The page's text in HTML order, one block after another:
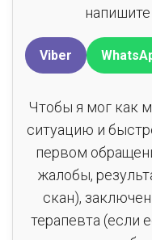
Viber
Чтобы я мог как
ситуацию и
первом
жалобы,
скан),
терапевта (если